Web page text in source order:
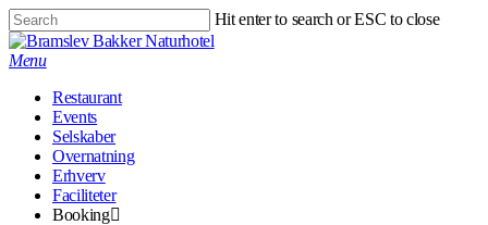
Skip
to
main
Hit enter to search or ESC to close
Close
Search
Menu
Restaurant
Events
Selskaber
Overnatning
Erhverv
Faciliteter
Booking